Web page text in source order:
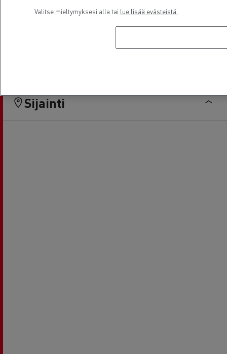
Sijainti
Valitse mieltymyksesi alla tai lue lisää evästeistä.